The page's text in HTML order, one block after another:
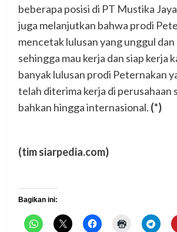
beberapa posisi di PT Mustika
juga melanjutkan bahwa prodi
mencetak lulusan yang unggul
sehingga mau kerja dan siap kerja
banyak lulusan prodi Peternakan
telah diterima kerja di perusahaan
bahkan hingga internasional. (*)
(tim siarpedia.com)
Bagikan ini: